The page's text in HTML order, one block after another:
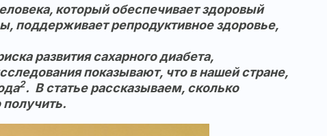
который обеспечивает здоровый
поддерживает репродуктивное здоровье,
развития сахарного диабета,
показывают, что в нашей стране,
2. В статье рассказываем, сколько